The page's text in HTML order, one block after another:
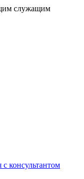
служащим
консультантом